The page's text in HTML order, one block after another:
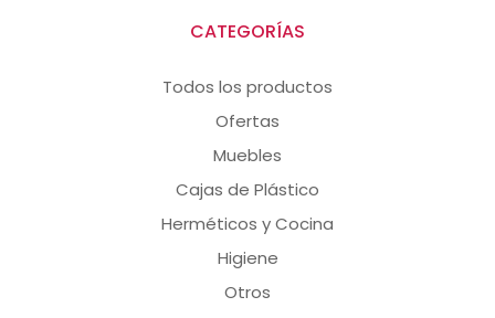
CATEGORÍAS
Todos los productos
Ofertas
Muebles
Cajas de Plástico
Herméticos y Cocina
Higiene
Otros